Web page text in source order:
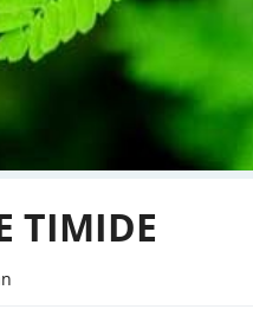
TIMIDE